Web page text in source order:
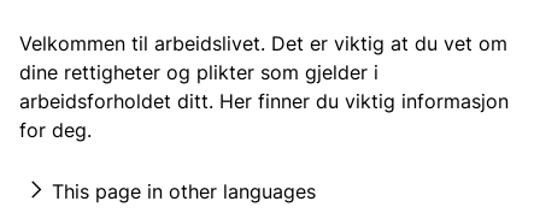
Velkommen til arbeidslivet. Det er viktig at du vet om
dine rettigheter og plikter som gjelder i
arbeidsforholdet ditt. Her finner du viktig informasjon
for deg.
This page in other languages